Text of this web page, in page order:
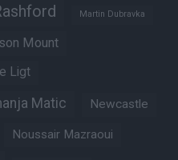
Martin Dubravka
Mount
Ligt
Matic Newcastle
Noussair Mazraoui